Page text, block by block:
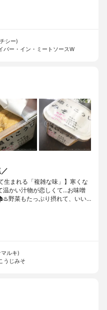
シー)
バー・イン・ミートソースW
生まれる「複雑な味」】⁡寒くな
温かい汁物が恋しくて…お味噌
野菜もたっぷり摂れて、いい…
ルキ)
うじみそ